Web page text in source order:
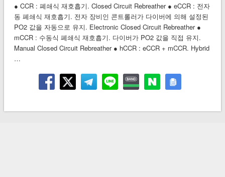
● CCR : 폐쇄식 재호흡기. Closed Circuit Rebreather ● eCCR : 전자
동 폐쇄식 재호흡기. 전자 장비인 콘트롤러가 다이버에 의해 설정된
PO2 값을 자동으로 유지. Electronic Closed Circuit Rebreather ●
mCCR : 수동식 폐쇄식 재호흡기. 다이버가 PO2 값을 직접 유지.
Manual Closed Circuit Rebreather ● hCCR : eCCR + mCCR. Hybrid
…